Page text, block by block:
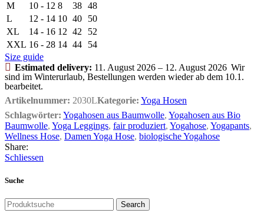
M
10 - 12 8 38 48
L
12 - 14 10 40
50
XL
14 - 16 12 42
52
XXL 16 - 28 14 44
54
Size guide
Estimated delivery: 11. August 2026 – 12. August 2026 Wir
sind im Winterurlaub, Bestellungen werden wieder ab dem 10.1.
bearbeitet.
Artikelnummer: 2030LKategorie: Yoga Hosen
Schlagwörter: Yogahosen aus Baumwolle, Yogahosen aus Bio
Baumwolle, Yoga Leggings, fair produziert, Yogahose, Yogapants,
Wellness Hose, Damen Yoga Hose, biologische Yogahose
Share:
Schliessen
Suche
Search